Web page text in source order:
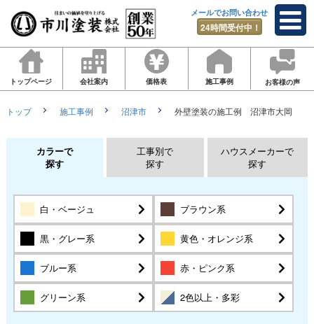
メールでお問い合わせ
24時間受付中！
トップページ 会社案内 価格表 施工事例 お客様の声
トップ 施工事例 沼津市 外壁塗装の施工例 沼津市大岡
カラーで
探す
工事別で
探す
ハウスメーカーで
探す
白・ベージュ ブラウン系
黒・グレー系 黄色・オレンジ系
ブルー系 赤・ピンク系
グリーン系 2色以上・多彩